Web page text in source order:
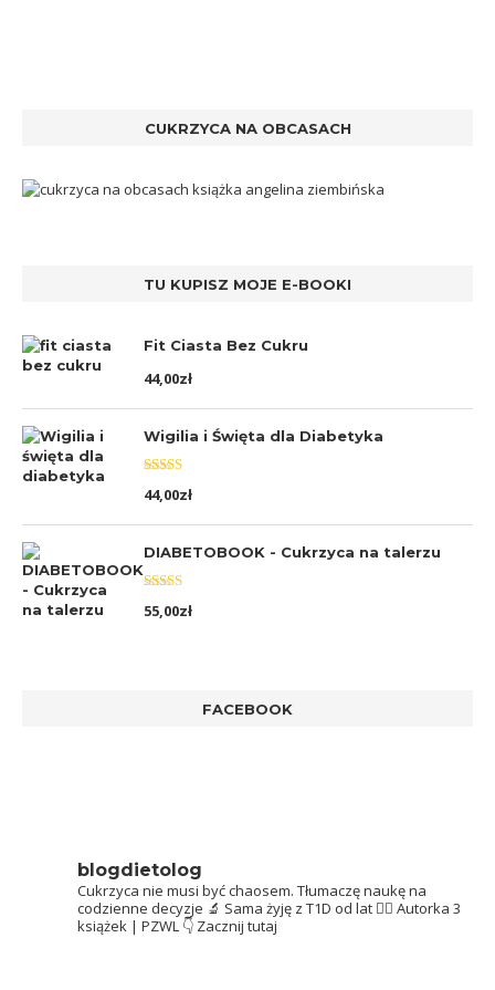
CUKRZYCA NA OBCASACH
TU KUPISZ MOJE E-BOOKI
Fit Ciasta Bez Cukru
44,00zł
Wigilia i Święta dla Diabetyka
Oceniono
5.00na 5
44,00zł
DIABETOBOOK - Cukrzyca na talerzu
Oceniono
5.00na 5
55,00zł
FACEBOOK
blogdietolog
Cukrzyca nie musi być chaosem. Tłumaczę naukę na
codzienne decyzje 🔬 Sama żyję z T1D od lat 👩‍⚕️ Autorka 3
książek | PZWL 👇 Zacznij tutaj